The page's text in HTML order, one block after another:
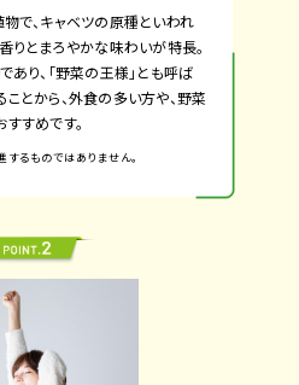
で、キャベツの原種といわれ
りとまろやかな味わいが特長。
り、「野菜の王様」とも呼ば
とから、外食の多い方や、野菜
すめです。
るものではありません。